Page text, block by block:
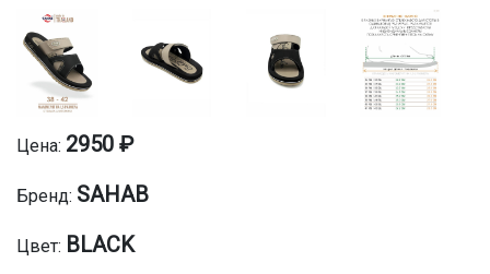
Цена: 2950 ₽
Бренд: SAHAB
Цвет: BLACK